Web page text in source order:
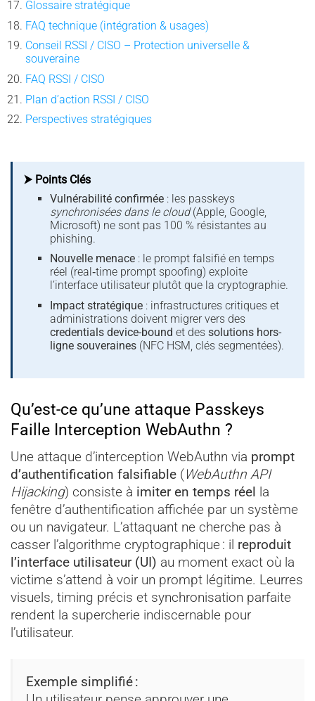
Glossaire stratégique
FAQ technique (intégration & usages)
Conseil RSSI / CISO – Protection universelle &
souveraine
FAQ RSSI / CISO
Plan d’action RSSI / CISO
Perspectives stratégiques
⮞ Points Clés
Vulnérabilité confirmée: les passkeys
synchronisées dans le cloud(Apple, Google,
Microsoft) ne sont pas 100 % résistantes au
phishing.
Nouvelle menace: le prompt falsifié en temps
réel (real‑time prompt spoofing) exploite
l’interface utilisateur plutôt que la cryptographie.
Impact stratégique: infrastructures critiques et
administrations doivent migrer vers des
credentials device-bound et des solutions hors-
ligne souveraines(NFC HSM, clés segmentées).
Qu’est-ce qu’une attaque Passkeys
Faille Interception WebAuthn ?
Une attaque d’interception WebAuthn via prompt
d’authentification falsifiable (WebAuthn API
Hijacking) consiste à imiter en temps réel la
fenêtre d’authentification affichée par un système
ou un navigateur. L’attaquant ne cherche pas à
casser l’algorithme cryptographique : il reproduit
l’interface utilisateur (UI) au moment exact où la
victime s’attend à voir un prompt légitime. Leurres
visuels, timing précis et synchronisation parfaite
rendent la supercherie indiscernable pour
l’utilisateur.
Exemple simplifié :